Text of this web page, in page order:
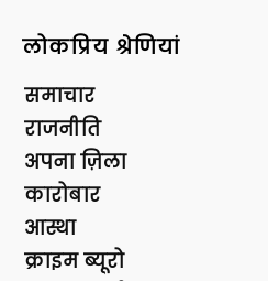
लोकप्रिय श्रेणियां
समाचार
राजनीति
अपना ज़िला
कारोबार
आस्था
क्राइम ब्यूरो